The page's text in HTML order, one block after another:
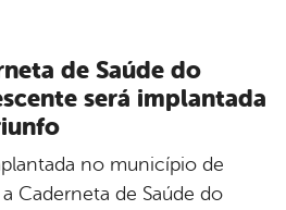
de Saúde do
será implantada
no município de
Caderneta de Saúde do